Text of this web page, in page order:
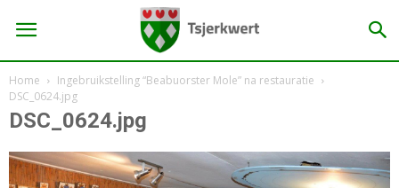
Home
Ingebruikstelling “Beabuorster Mole” na restauratie
DSC_0624.jpg
DSC_0624.jpg